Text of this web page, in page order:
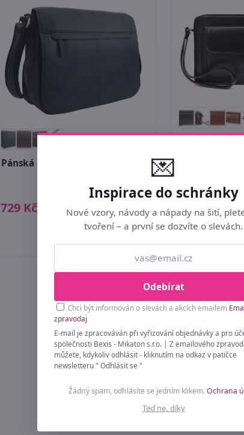
+
Pánská crossbody brašna Mahel
729 Kč
Skladem1ks
Černá
dokladová
1 049 Kč
💌
Inspirace do schránky
Nové vzory, návody a nápady na šití,
tvoření – a první se dozvíte o slevách.
Odebírat
Chci být informován o slevách a akcích emailem
zpravodaj
E-mail je zpracováván při vyřizování objednávky a pro
společnosti Bexis - Mikaton s.r.o. | Z emailového
můžete, kdykoliv odhlásit - kliknutím na odkaz v patičce
newsletteru " Odhlásit se "
Žádný spam, odhlásíte se jedním klikem.Ochrana
Teď ne, díky